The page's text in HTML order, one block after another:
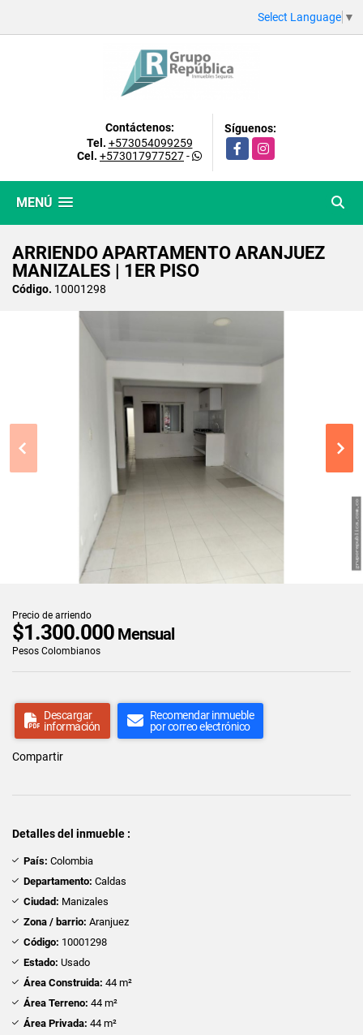
Select Language ▼
Contáctenos:
Tel. +573054099259
Cel. +573017977527-
Síguenos:
FacebookInstagram
MENÚ
ARRIENDO APARTAMENTO ARANJUEZ
MANIZALES | 1ER PISO
Código. 10001298
Precio de arriendo
$1.300.000 Mensual
Pesos Colombianos
Descargar
información
Recomendar inmueble
por correo electrónico
Compartir
Detalles del inmueble :
País: Colombia
Departamento: Caldas
Ciudad: Manizales
Zona / barrio: Aranjuez
Código: 10001298
Estado: Usado
Área Construida: 44 m²
Área Terreno: 44 m²
Área Privada: 44 m²